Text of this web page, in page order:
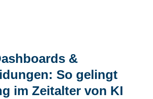
&
So gelingt
im Zeitalter von KI